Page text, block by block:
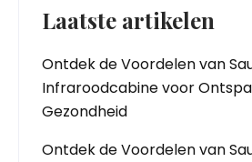
Laatste artikelen
Ontdek de Voordelen van
Infraroodcabine voor
Gezondheid
Ontdek de Voordelen van